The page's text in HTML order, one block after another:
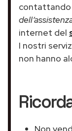
contattando
internet del
I nostri
non hanno
Non